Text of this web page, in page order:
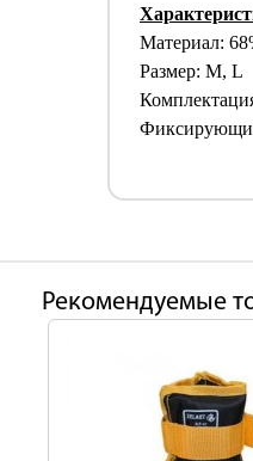
Материал:
Размер: M, L
Рекомендуемые